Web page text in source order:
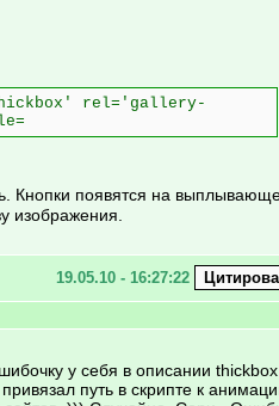
rel='gallery-
Кнопки появятся на
изображения.
19.05.10 - 16:27:22
у себя в описании
путь в скрипте к